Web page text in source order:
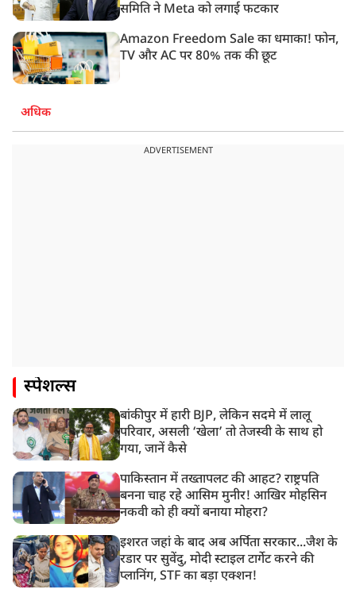
समिति ने Meta को लगाई फटकार
Amazon Freedom Sale का धमाका! फोन,
TV और AC पर 80% तक की छूट
अधिक
ADVERTISEMENT
स्पेशल्स
बांकीपुर में हारी BJP, लेकिन सदमे में लालू
परिवार, असली ‘खेला’ तो तेजस्वी के साथ हो
गया, जानें कैसे
पाकिस्तान में तख्तापलट की आहट? राष्ट्रपति
बनना चाह रहे आसिम मुनीर! आखिर मोहसिन
नकवी को ही क्यों बनाया मोहरा?
इशरत जहां के बाद अब अर्पिता सरकार...जैश के
रडार पर सुवेंदु, मोदी स्टाइल टार्गेट करने की
प्लानिंग, STF का बड़ा एक्शन!